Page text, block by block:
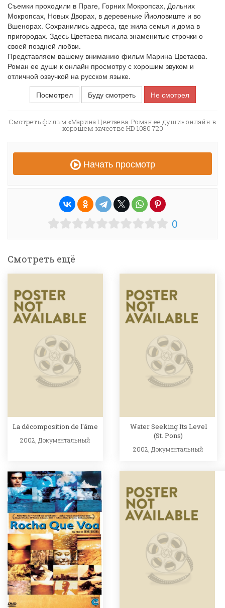
Съемки проходили в Праге, Горних Мокропсах, Дольних
Мокропсах, Новых Дворах, в деревеньке Йиоловиште и во
Вшенорах. Сохранились адреса, где жила семья и дома в
пригородах. Здесь Цветаева писала знаменитые строчки о
своей поздней любви.
Представляем вашему вниманию фильм Марина Цветаева.
Роман ее души к онлайн просмотру с хорошим звуком и
отличной озвучкой на русском языке.
Посмотрел
Буду смотреть Не смотрел
Смотреть фильм «Марина Цветаева. Роман ее души» онлайн в
хорошем качестве HD 1080 720
Начать просмотр
0
Смотреть ещё
La décomposition de l'âme
2002, Документальный
Water Seeking Its Level
(St. Pons)
2002, Документальный